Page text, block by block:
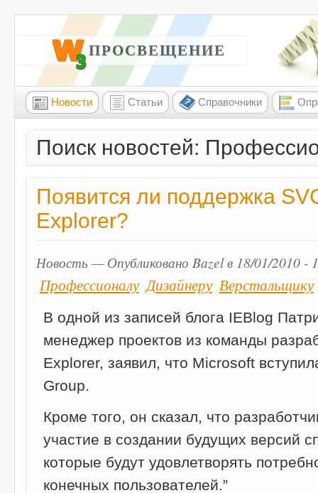
W3 ПРОСВЕЩЕНИЕ
Новости Статьи Справочники
Поиск новостей:
Появится ли поддержка
Explorer?
Новость — Опубликовано Bazel в 18/01/2010 -
Профессионалу Дизайнеру Верстальщику
В одной из записей блога IEBlog
менеджер проектов из команды
Explorer, заявил, что Microsoft
Group.
Кроме того, он сказал, что
участие в создании будущих версий
которые будут удовлетворять
конечных пользователей.”